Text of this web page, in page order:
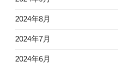
2024年8月
2024年7月
2024年6月